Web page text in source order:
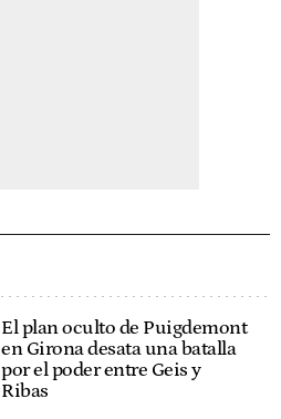
El plan oculto de Puigdemont
en Girona desata una batalla
por el poder entre Geis y
Ribas